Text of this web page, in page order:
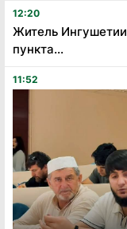
12:20
Житель
пункта...
11:52